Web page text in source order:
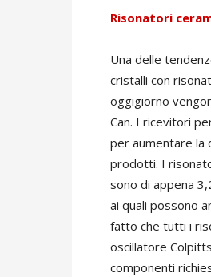
Risonatori
Una delle
cristalli con
oggigiorno
Can. I ricevitori
per aumentare la
prodotti. I
sono di appena
ai quali possono
fatto che tutti i
oscillatore
componenti